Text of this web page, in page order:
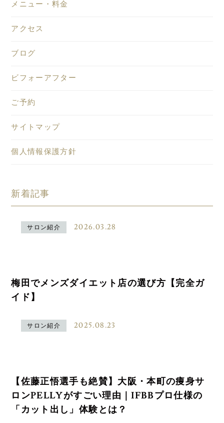
メニュー・料金
アクセス
ブログ
ビフォーアフター
ご予約
サイトマップ
個人情報保護方針
新着記事
サロン紹介 2026.03.28
梅田でメンズダイエット店の選び方【完全ガ
イド】
サロン紹介 2025.08.23
【佐藤正悟選手も絶賛】大阪・本町の痩身サ
ロンPELLYがすごい理由｜IFBBプロ仕様の
「カット出し」体験とは？